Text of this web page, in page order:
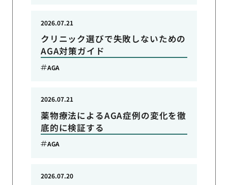
クリニック選びで失敗しないための
AGA対策ガイド
2026.07.21
AGA
薬物療法によるAGA症例の変化を徹
底的に検証する
2026.07.21
AGA
2026.07.20